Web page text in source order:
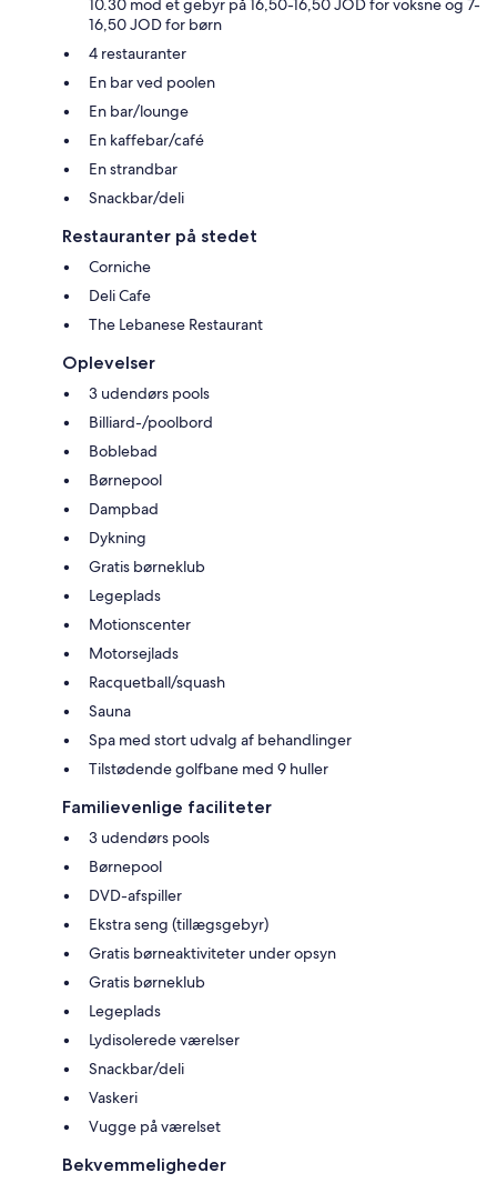
10.30 mod et gebyr på 16,50-16,50 JOD for voksne og 7-
16,50 JOD for børn
4 restauranter
En bar ved poolen
En bar/lounge
En kaffebar/café
En strandbar
Snackbar/deli
Restauranter på stedet
Corniche
Deli Cafe
The Lebanese Restaurant
Oplevelser
3 udendørs pools
Billiard-/poolbord
Boblebad
Børnepool
Dampbad
Dykning
Gratis børneklub
Legeplads
Motionscenter
Motorsejlads
Racquetball/squash
Sauna
Spa med stort udvalg af behandlinger
Tilstødende golfbane med 9 huller
Familievenlige faciliteter
3 udendørs pools
Børnepool
DVD-afspiller
Ekstra seng (tillægsgebyr)
Gratis børneaktiviteter under opsyn
Gratis børneklub
Legeplads
Lydisolerede værelser
Snackbar/deli
Vaskeri
Vugge på værelset
Bekvemmeligheder